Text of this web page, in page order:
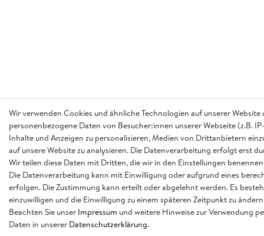
Wir verwenden Cookies und ähnliche Technologien auf unserer
personenbezogene Daten von Besucher:innen unserer Webseite (z.B.
Inhalte und Anzeigen zu personalisieren, Medien von Drittanbietern
auf unsere Website zu analysieren. Die Datenverarbeitung erfolgt erst
Wir teilen diese Daten mit Dritten, die wir in den Einstellungen
Die Datenverarbeitung kann mit Einwilligung oder aufgrund eines
erfolgen. Die Zustimmung kann erteilt oder abgelehnt werden. Es
einzuwilligen und die Einwilligung zu einem späteren Zeitpunkt zu
Beachten Sie unser Impressum und weitere Hinweise zur Verwendung
Daten in unserer Daten­schutz­erklärung.